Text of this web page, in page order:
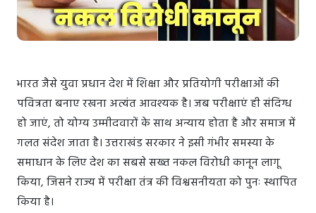
भारत जैसे युवा प्रधान देश में शिक्षा और प्रतियोगी परीक्षाओं की
पवित्रता बनाए रखना अत्यंत आवश्यक है। जब परीक्षाएं ही संदिग्ध
हो जाएं, तो योग्य उम्मीदवारों के साथ अन्याय होता है और समाज में
गलत संदेश जाता है। उत्तराखंड सरकार ने इसी गंभीर समस्या के
समाधान के लिए देश का सबसे सख्त नकल विरोधी कानून लागू
किया, जिसने राज्य में परीक्षा तंत्र की विश्वसनीयता को पुनः स्थापित
किया है।